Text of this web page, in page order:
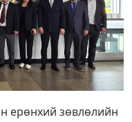
ерөнхий зөвлөлийн